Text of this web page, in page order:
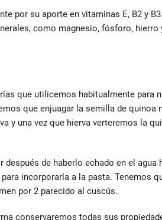
por su aporte en vitaminas E, B2 y
como magnesio, fósforo, hierro
que utilicemos habitualmente para
que enjuagar la semilla de quinoa
y una vez que hierva verteremos la
de haberlo echado en el agua
incorporarla a la pasta. Tenemos
por 2 parecido al cuscús.
conservaremos todas sus